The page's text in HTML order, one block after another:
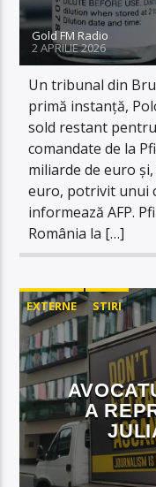
Gold FM Radio
2 APRILIE 2026
Un tribunal din
primă instanță,
sold restant
comandate de la
miliarde de euro
euro, potrivit unui
informează AFP.
România la […]
EXTERNE STIRI
A